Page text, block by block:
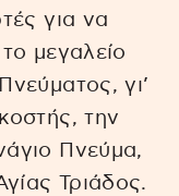
για να
μεγαλείο
γι’
την
Πνεύμα,
Τριάδος.